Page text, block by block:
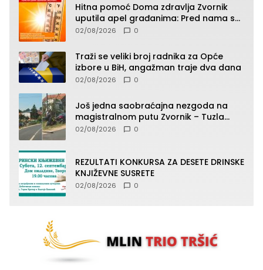
Hitna pomoć Doma zdravlja Zvornik
uputila apel građanima: Pred nama su
temperature do 40°C, oprez zbog
02/08/2026 0
Traži se veliki broj radnika za Opće
izbore u BiH, angažman traje dva dana
02/08/2026 0
Još jedna saobraćajna nezgoda na
magistralnom putu Zvornik – Tuzla
(FOTO)
02/08/2026 0
REZULTATI KONKURSA ZA DESETE DRINSKE
KNJIŽEVNE SUSRETE
02/08/2026 0